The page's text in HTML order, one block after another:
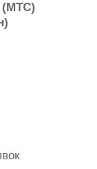
(МТС)